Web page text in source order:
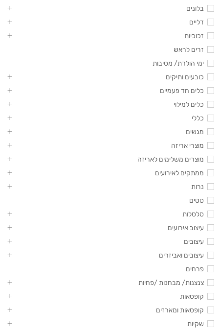
בלונים
דליים
זכוכיות
זרים לראש
ימי הולדת/ מסיבות
כובעים ותיקים
כלים חד פעמיים
כלים למילוי
כללי
מגשים
מוצרי אריזה
מוצרים משלימים לאריזה
ממתקים לאירועים
נרות
סטים
סלסלות
עיצוב אירועים
עיצובים
עיצובים ואביזרים
פרחים
צנצנות/ מבחנות /פחיות
קופסאות
קופסאות ומארזים
שקיות